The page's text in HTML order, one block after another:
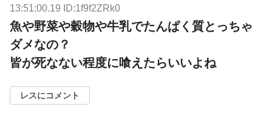
13:51:00.19 ID:1f9f2ZRk0
魚や野菜や穀物や牛乳でたんぱく質とっちゃ
ダメなの？
皆が死なない程度に喰えたらいいよね
レスにコメント